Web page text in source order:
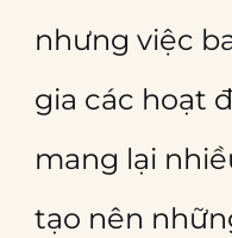
nhưng việc
gia các hoạt
mang lại
tạo nên